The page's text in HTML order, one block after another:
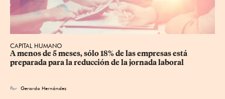
CAPITAL HUMANO
A menos de 5 meses, sólo 18% de las empresas está
preparada para la reducción de la jornada laboral
Por Gerardo Hernández